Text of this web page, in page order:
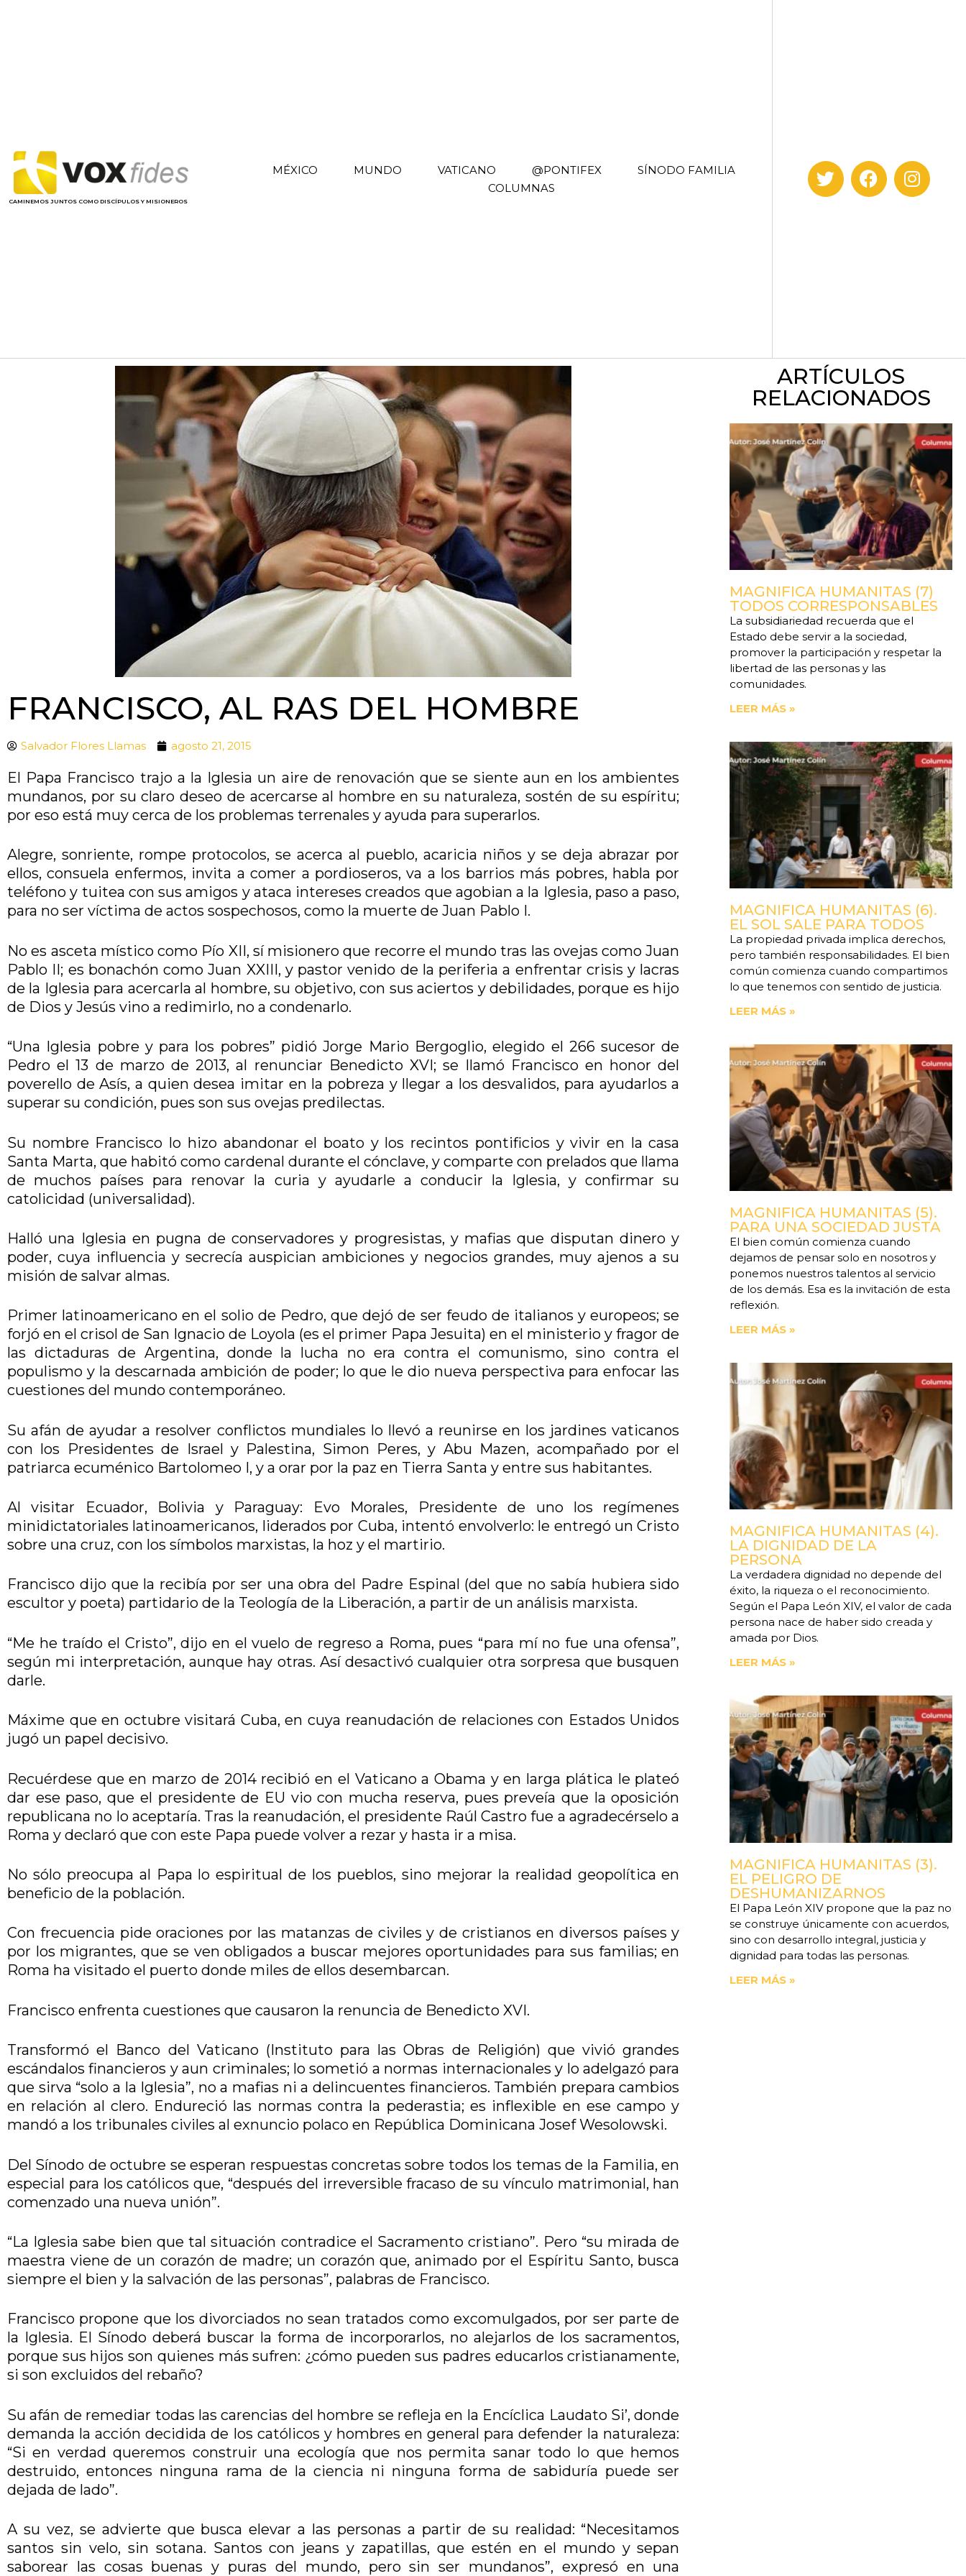
CAMINEMOS JUNTOS COMO DISCÍPULOS Y MISIONEROS
MÉXICO MUNDO VATICANO @PONTIFEX
SÍNODO FAMILIA
COLUMNAS
FRANCISCO, AL RAS DEL HOMBRE
Salvador Flores Llamas agosto 21, 2015
El Papa Francisco trajo a la Iglesia un aire de renovación que se siente aun en los ambientes
mundanos, por su claro deseo de acercarse al hombre en su naturaleza, sostén de su espíritu;
por eso está muy cerca de los problemas terrenales y ayuda para superarlos.
Alegre, sonriente, rompe protocolos, se acerca al pueblo, acaricia niños y se deja abrazar por
ellos, consuela enfermos, invita a comer a pordioseros, va a los barrios más pobres, habla por
teléfono y tuitea con sus amigos y ataca intereses creados que agobian a la Iglesia, paso a paso,
para no ser víctima de actos sospechosos, como la muerte de Juan Pablo I.
No es asceta místico como Pío XII, sí misionero que recorre el mundo tras las ovejas como Juan
Pablo II; es bonachón como Juan XXIII, y pastor venido de la periferia a enfrentar crisis y lacras
de la Iglesia para acercarla al hombre, su objetivo, con sus aciertos y debilidades, porque es hijo
de Dios y Jesús vino a redimirlo, no a condenarlo.
“Una Iglesia pobre y para los pobres” pidió Jorge Mario Bergoglio, elegido el 266 sucesor de
Pedro el 13 de marzo de 2013, al renunciar Benedicto XVI; se llamó Francisco en honor del
poverello de Asís, a quien desea imitar en la pobreza y llegar a los desvalidos, para ayudarlos a
superar su condición, pues son sus ovejas predilectas.
Su nombre Francisco lo hizo abandonar el boato y los recintos pontificios y vivir en la casa
Santa Marta, que habitó como cardenal durante el cónclave, y comparte con prelados que llama
de muchos países para renovar la curia y ayudarle a conducir la Iglesia, y confirmar su
catolicidad (universalidad).
Halló una Iglesia en pugna de conservadores y progresistas, y mafias que disputan dinero y
poder, cuya influencia y secrecía auspician ambiciones y negocios grandes, muy ajenos a su
misión de salvar almas.
Primer latinoamericano en el solio de Pedro, que dejó de ser feudo de italianos y europeos; se
forjó en el crisol de San Ignacio de Loyola (es el primer Papa Jesuita) en el ministerio y fragor de
las dictaduras de Argentina, donde la lucha no era contra el comunismo, sino contra el
populismo y la descarnada ambición de poder; lo que le dio nueva perspectiva para enfocar las
cuestiones del mundo contemporáneo.
Su afán de ayudar a resolver conflictos mundiales lo llevó a reunirse en los jardines vaticanos
con los Presidentes de Israel y Palestina, Simon Peres, y Abu Mazen, acompañado por el
patriarca ecuménico Bartolomeo I, y a orar por la paz en Tierra Santa y entre sus habitantes.
Al visitar Ecuador, Bolivia y Paraguay: Evo Morales, Presidente de uno los regímenes
minidictatoriales latinoamericanos, liderados por Cuba, intentó envolverlo: le entregó un Cristo
sobre una cruz, con los símbolos marxistas, la hoz y el martirio.
Francisco dijo que la recibía por ser una obra del Padre Espinal (del que no sabía hubiera sido
escultor y poeta) partidario de la Teología de la Liberación, a partir de un análisis marxista.
“Me he traído el Cristo”, dijo en el vuelo de regreso a Roma, pues “para mí no fue una ofensa”,
según mi interpretación, aunque hay otras. Así desactivó cualquier otra sorpresa que busquen
darle.
Máxime que en octubre visitará Cuba, en cuya reanudación de relaciones con Estados Unidos
jugó un papel decisivo.
Recuérdese que en marzo de 2014 recibió en el Vaticano a Obama y en larga plática le plateó
dar ese paso, que el presidente de EU vio con mucha reserva, pues preveía que la oposición
republicana no lo aceptaría. Tras la reanudación, el presidente Raúl Castro fue a agradecérselo a
Roma y declaró que con este Papa puede volver a rezar y hasta ir a misa.
No sólo preocupa al Papa lo espiritual de los pueblos, sino mejorar la realidad geopolítica en
beneficio de la población.
Con frecuencia pide oraciones por las matanzas de civiles y de cristianos en diversos países y
por los migrantes, que se ven obligados a buscar mejores oportunidades para sus familias; en
Roma ha visitado el puerto donde miles de ellos desembarcan.
Francisco enfrenta cuestiones que causaron la renuncia de Benedicto XVI.
Transformó el Banco del Vaticano (Instituto para las Obras de Religión) que vivió grandes
escándalos financieros y aun criminales; lo sometió a normas internacionales y lo adelgazó para
que sirva “solo a la Iglesia”, no a mafias ni a delincuentes financieros. También prepara cambios
en relación al clero. Endureció las normas contra la pederastia; es inflexible en ese campo y
mandó a los tribunales civiles al exnuncio polaco en República Dominicana Josef Wesolowski.
Del Sínodo de octubre se esperan respuestas concretas sobre todos los temas de la Familia, en
especial para los católicos que, “después del irreversible fracaso de su vínculo matrimonial, han
comenzado una nueva unión”.
“La Iglesia sabe bien que tal situación contradice el Sacramento cristiano”. Pero “su mirada de
maestra viene de un corazón de madre; un corazón que, animado por el Espíritu Santo, busca
siempre el bien y la salvación de las personas”, palabras de Francisco.
Francisco propone que los divorciados no sean tratados como excomulgados, por ser parte de
la Iglesia. El Sínodo deberá buscar la forma de incorporarlos, no alejarlos de los sacramentos,
porque sus hijos son quienes más sufren: ¿cómo pueden sus padres educarlos cristianamente,
si son excluidos del rebaño?
Su afán de remediar todas las carencias del hombre se refleja en la Encíclica Laudato Si’, donde
demanda la acción decidida de los católicos y hombres en general para defender la naturaleza:
“Si en verdad queremos construir una ecología que nos permita sanar todo lo que hemos
destruido, entonces ninguna rama de la ciencia ni ninguna forma de sabiduría puede ser
dejada de lado”.
A su vez, se advierte que busca elevar a las personas a partir de su realidad: “Necesitamos
santos sin velo, sin sotana. Santos con jeans y zapatillas, que estén en el mundo y sepan
saborear las cosas buenas y puras del mundo, pero sin ser mundanos”, expresó en una
ARTÍCULOS
RELACIONADOS
MAGNIFICA HUMANITAS (7)
TODOS CORRESPONSABLES
La subsidiariedad recuerda que el
Estado debe servir a la sociedad,
promover la participación y respetar la
libertad de las personas y las
comunidades.
LEER MÁS »
MAGNIFICA HUMANITAS (6).
EL SOL SALE PARA TODOS
La propiedad privada implica derechos,
pero también responsabilidades. El bien
común comienza cuando compartimos
lo que tenemos con sentido de justicia.
LEER MÁS »
MAGNIFICA HUMANITAS (5).
PARA UNA SOCIEDAD JUSTA
El bien común comienza cuando
dejamos de pensar solo en nosotros y
ponemos nuestros talentos al servicio
de los demás. Esa es la invitación de esta
reflexión.
LEER MÁS »
MAGNIFICA HUMANITAS (4).
LA DIGNIDAD DE LA
PERSONA
La verdadera dignidad no depende del
éxito, la riqueza o el reconocimiento.
Según el Papa León XIV, el valor de cada
persona nace de haber sido creada y
amada por Dios.
LEER MÁS »
MAGNIFICA HUMANITAS (3).
EL PELIGRO DE
DESHUMANIZARNOS
El Papa León XIV propone que la paz no
se construye únicamente con acuerdos,
sino con desarrollo integral, justicia y
dignidad para todas las personas.
LEER MÁS »